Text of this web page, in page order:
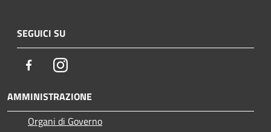
SEGUICI SU
FacebookInstagram
AMMINISTRAZIONE
Organi di Governo